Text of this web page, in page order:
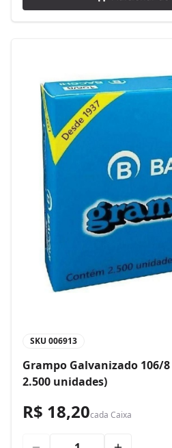
SKU 006913
Grampo Galvanizado 106/
2.500 unidades)
R$ 18,20cada Caixa